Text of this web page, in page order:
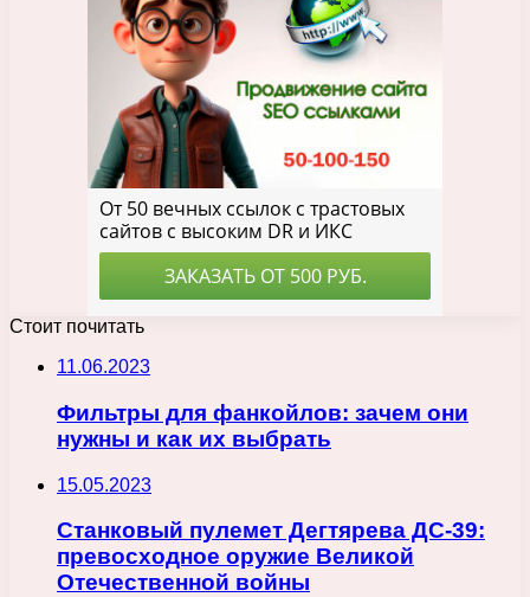
Стоит почитать
11.06.2023
Фильтры для фанкойлов: зачем они
нужны и как их выбрать
15.05.2023
Станковый пулемет Дегтярева ДС-39:
превосходное оружие Великой
Отечественной войны